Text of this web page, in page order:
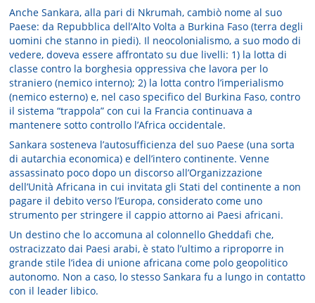
Anche Sankara, alla pari di Nkrumah, cambiò nome al suo
Paese: da Repubblica dell’Alto Volta a Burkina Faso (terra degli
uomini che stanno in piedi). Il neocolonialismo, a suo modo di
vedere, doveva essere affrontato su due livelli: 1) la lotta di
classe contro la borghesia oppressiva che lavora per lo
straniero (nemico interno); 2) la lotta contro l’imperialismo
(nemico esterno) e, nel caso specifico del Burkina Faso, contro
il sistema “trappola” con cui la Francia continuava a
mantenere sotto controllo l’Africa occidentale.
Sankara sosteneva l’autosufficienza del suo Paese (una sorta
di autarchia economica) e dell’intero continente. Venne
assassinato poco dopo un discorso all’Organizzazione
dell’Unità Africana in cui invitata gli Stati del continente a non
pagare il debito verso l’Europa, considerato come uno
strumento per stringere il cappio attorno ai Paesi africani.
Un destino che lo accomuna al colonnello Gheddafi che,
ostracizzato dai Paesi arabi, è stato l’ultimo a riproporre in
grande stile l’idea di unione africana come polo geopolitico
autonomo. Non a caso, lo stesso Sankara fu a lungo in contatto
con il leader libico.